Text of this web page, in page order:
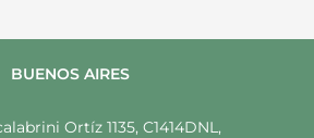
BUENOS AIRES
Ortíz 1135, C1414DNL,